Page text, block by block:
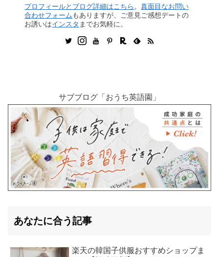
プロフィールとブログ詳細はこちら 。真面目なお問い
合わせフォームもありますが、ご意見ご感想デートの
お誘いはインスタ までお気軽に。
サブブログ「おうち英語園」
あなたに合う記事
楽天の韓国子供服おすすめショップま